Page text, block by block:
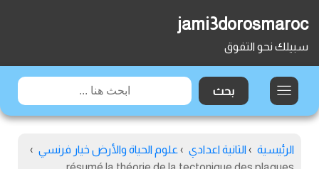
jami3dorosmaroc
سبيلك نحو التفوق
الرئيسية › الثانية اعدادي › علوم الحياة والأرض خيار فرنسي ›